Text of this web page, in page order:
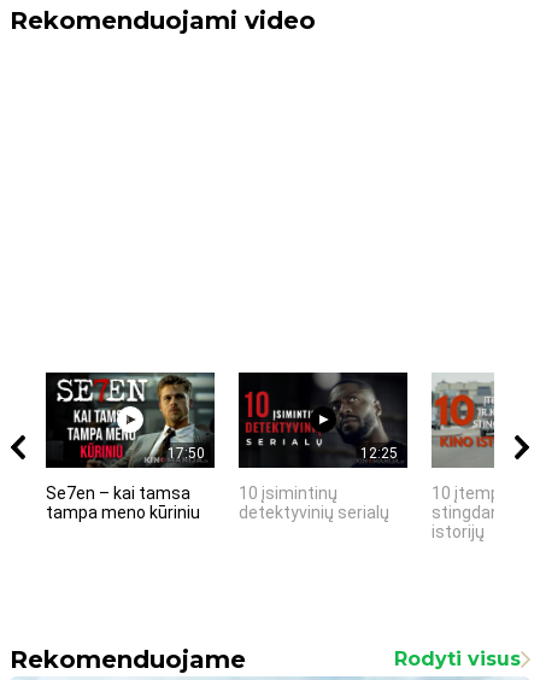
Rekomenduojami video
17:50
Se7en – kai tamsa
tampa meno kūriniu
12:25
10 įsimintinų
detektyvinių serialų
10 įtemptų,
stingdančių
istorijų
Rekomenduojame Rodyti visus